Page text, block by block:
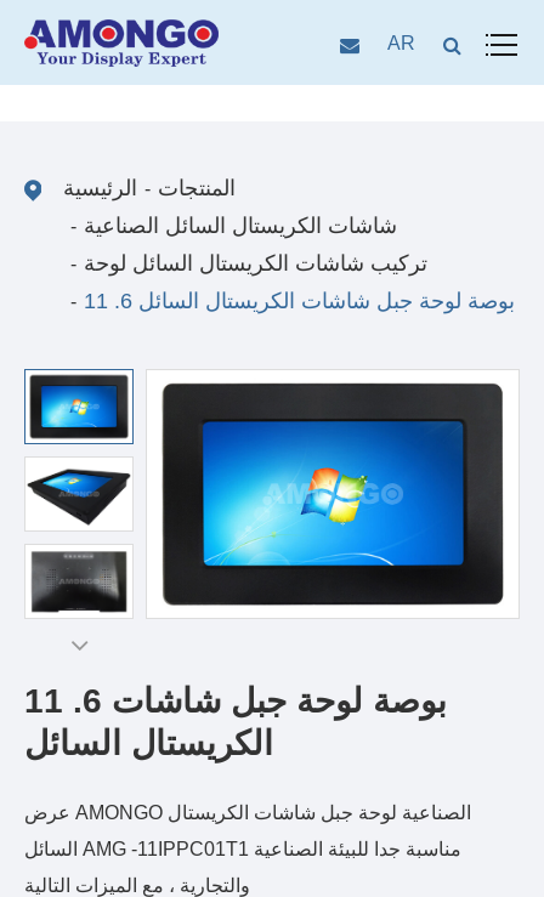
AR
الرئيسية
المنتجات
شاشات الكريستال السائل الصناعية
تركيب شاشات الكريستال السائل لوحة
11 .6 بوصة لوحة جبل شاشات الكريستال السائل
11 .6 بوصة لوحة جبل شاشات
الكريستال السائل
عرض AMONGO الصناعية لوحة جبل شاشات الكريستال
السائل AMG -11IPPC01T1 مناسبة جدا للبيئة الصناعية
والتجارية ، مع الميزات التالية